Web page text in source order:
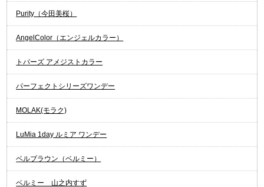
Purity（今田美桜）
AngelColor（エンジェルカラー）
トパーズ アメジストカラー
パーフェクトシリーズワンデー
MOLAK(モラク)
LuMia 1day ルミア ワンデー
ベルブラウン（ベルミー）
ベルミー 山之内すず